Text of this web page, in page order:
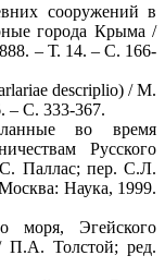
сооружений в
города Крыма /
– Т. 14. – С. 166-
descriplio) / М.
– С. 333-367.
во время
Русского
Паллас; пер. С.Л.
Наука, 1999.
моря, Эгейского
П.А. Толстой; ред.